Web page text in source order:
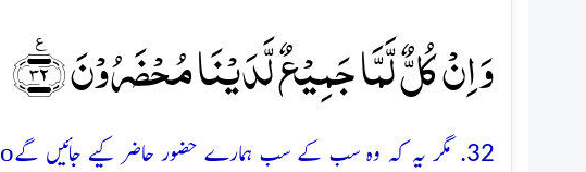
وَ اِنۡ کُلٌّ لَّمَّا جَمِیۡعٌ لَّدَیۡنَا مُحۡضَرُوۡنَ ﴿٪۳۲﴾
32. مگر یہ کہ وہ سب کے سب ہمارے حضور حاضر کیے جائیں گے o